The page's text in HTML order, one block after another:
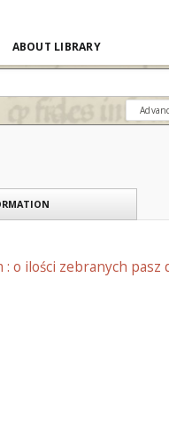
ABOUT LIBRARY
ilości zebranych pasz